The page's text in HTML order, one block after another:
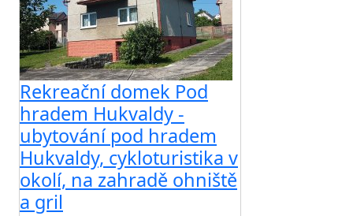
Rekreační domek Pod
hradem Hukvaldy -
ubytování pod hradem
Hukvaldy, cykloturistika v
okolí, na zahradě ohniště
a gril